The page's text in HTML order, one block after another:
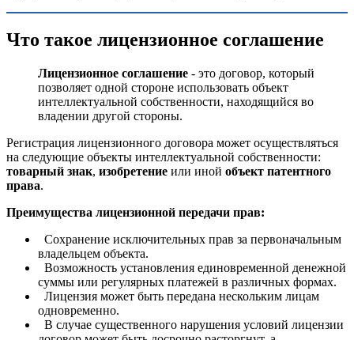
Что такое лицензионное соглашение
Лицензионное соглашение - это договор, который
позволяет одной стороне использовать объект
интеллектуальной собственности, находящийся во
владении другой стороны.
Регистрация лицензионного договора может осуществляться
на следующие объекты интеллектуальной собственности:
товарный знак, изобретение или иной объект патентного
права.
Преимущества лицензионной передачи прав:
Сохранение исключительных прав за первоначальным
владельцем объекта.
Возможность установления единовременной денежной
суммы или регулярных платежей в различных формах.
Лицензия может быть передана нескольким лицам
одновременно.
В случае существенного нарушения условий лицензии